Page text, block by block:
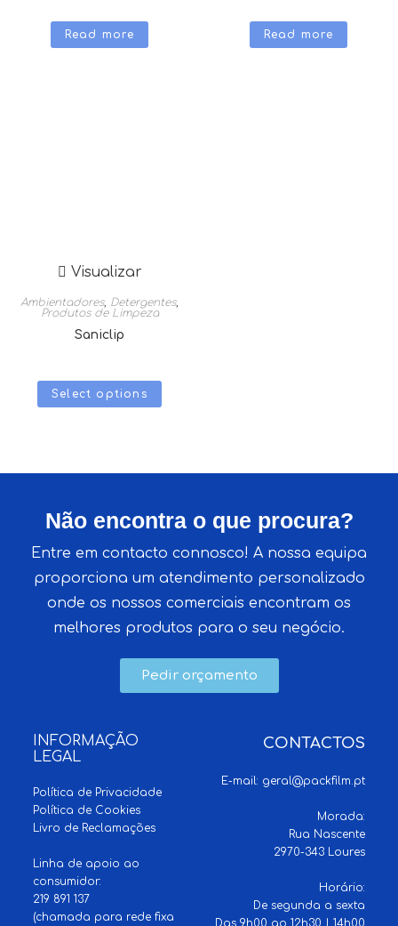
Read more Read more
Visualizar
Ambientadores, Detergentes,
Produtos de Limpeza
Saniclip
Select options
Não encontra o que procura?
Entre em contacto connosco! A nossa equipa
proporciona um atendimento personalizado
onde os nossos comerciais encontram os
melhores produtos para o seu negócio.
Pedir orçamento
INFORMAÇÃO
LEGAL
Política de Privacidade
Política de Cookies
Livro de Reclamações
Linha de apoio ao
consumidor:
219 891 137
(chamada para rede fixa
CONTACTOS
E-mail: geral@packfilm.pt
Morada:
Rua Nascente
2970-343 Loures
Horário:
De segunda a sexta
Das 9h00 ao 12h30 | 14h00